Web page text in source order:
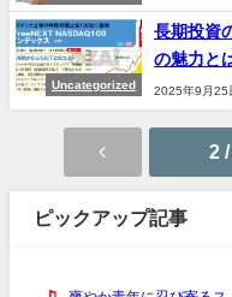
Uncategorized
長期投資
の魅力と
2025年9月25
2
ピックアップ記事